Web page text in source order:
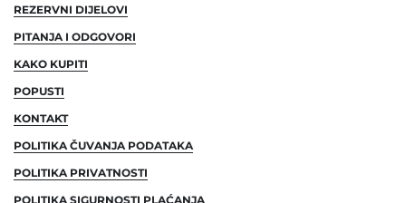
REZERVNI DIJELOVI
PITANJA I ODGOVORI
KAKO KUPITI
POPUSTI
KONTAKT
POLITIKA ČUVANJA PODATAKA
POLITIKA PRIVATNOSTI
POLITIKA SIGURNOSTI PLAĆANJA